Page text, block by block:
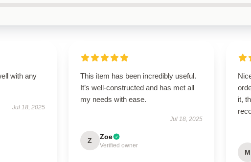
with any
Jul 18, 2025
This item has been incredibly useful.
It’s well-constructed and has met all
my needs with ease.
Jul 18, 2025
Z Zoe
Verified owner
it,
M